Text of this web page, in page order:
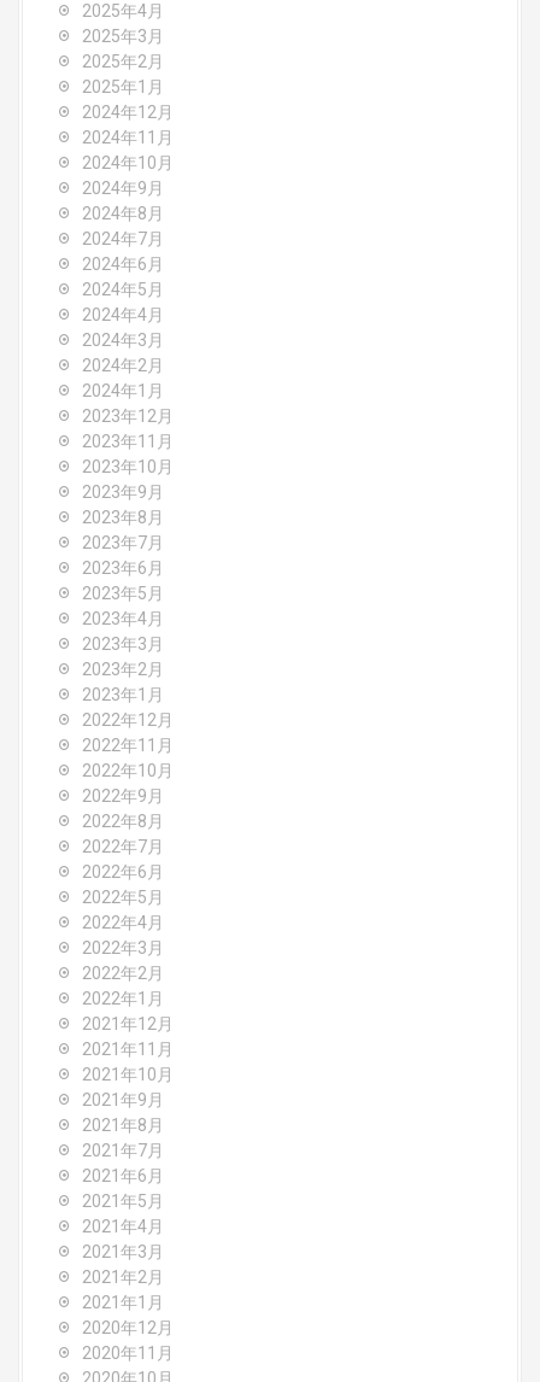
2025年4月
2025年3月
2025年2月
2025年1月
2024年12月
2024年11月
2024年10月
2024年9月
2024年8月
2024年7月
2024年6月
2024年5月
2024年4月
2024年3月
2024年2月
2024年1月
2023年12月
2023年11月
2023年10月
2023年9月
2023年8月
2023年7月
2023年6月
2023年5月
2023年4月
2023年3月
2023年2月
2023年1月
2022年12月
2022年11月
2022年10月
2022年9月
2022年8月
2022年7月
2022年6月
2022年5月
2022年4月
2022年3月
2022年2月
2022年1月
2021年12月
2021年11月
2021年10月
2021年9月
2021年8月
2021年7月
2021年6月
2021年5月
2021年4月
2021年3月
2021年2月
2021年1月
2020年12月
2020年11月